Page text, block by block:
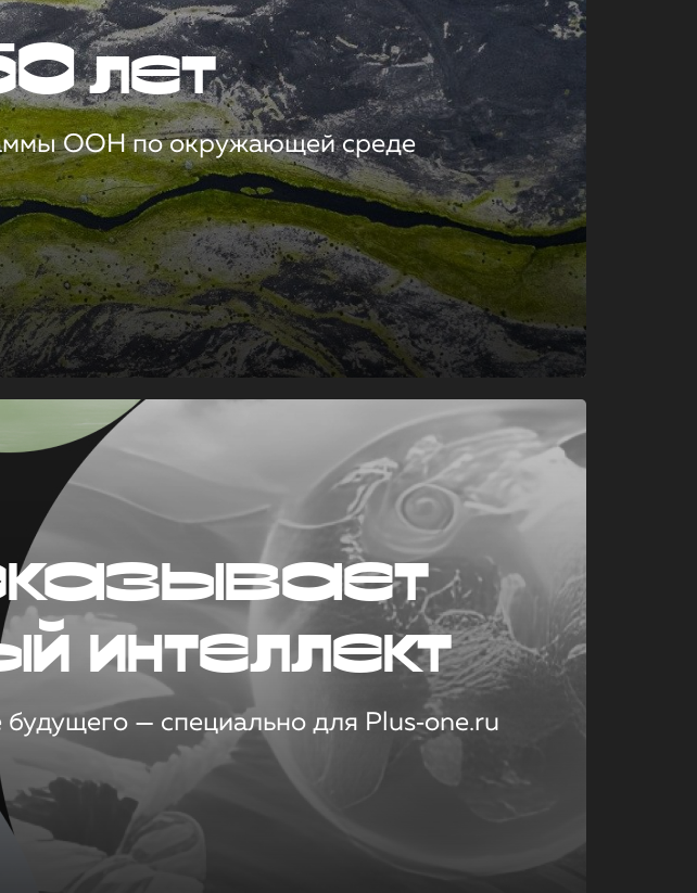
лет
ООН по окружающей среде
интеллект
— специально для Plus‑one.ru